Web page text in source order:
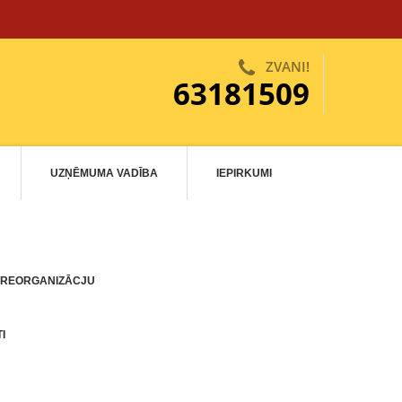
ZVANI!
63181509
UZŅĒMUMA VADĪBA IEPIRKUMI